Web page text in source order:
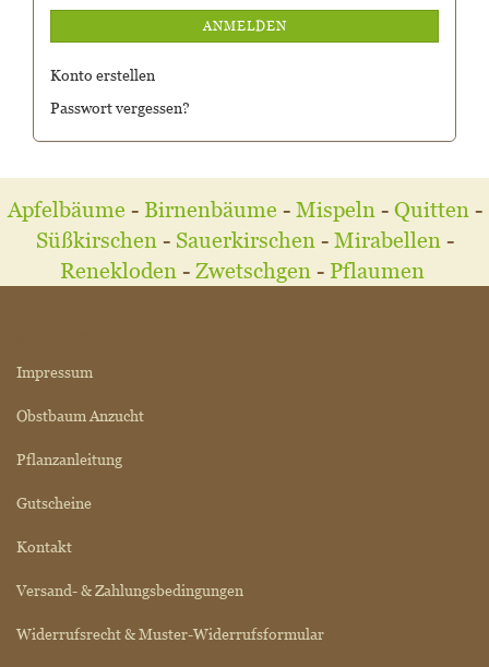
ANMELDEN
Konto erstellen
Passwort vergessen?
Apfelbäume - Birnenbäume - Mispeln- Quitten-
Süßkirschen - Sauerkirschen- Mirabellen -
Renekloden- Zwetschgen - Pflaumen
Impressum
Obstbaum Anzucht
Pflanzanleitung
Gutscheine
Kontakt
Versand- & Zahlungsbedingungen
Widerrufsrecht & Muster-Widerrufsformular